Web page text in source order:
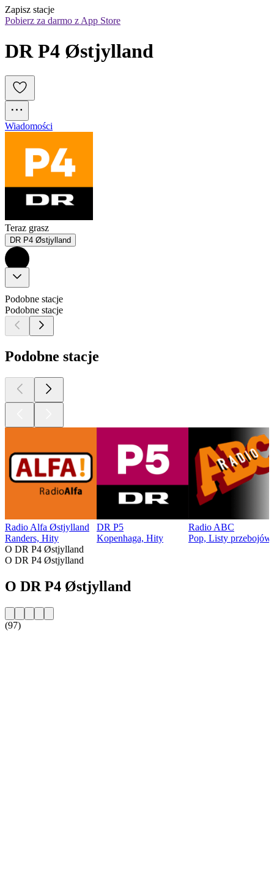
Zapisz stacje
Pobierz za darmo z App Store
DR P4 Østjylland
Wiadomości
Teraz grasz
DR P4 Østjylland
Podobne stacje
Podobne stacje
Podobne stacje
Radio Alfa Østjylland
Randers, Hity
DR P5
Kopenhaga, Hity
Radio ABC
Pop, Listy przebojów
O DR P4 Østjylland
O DR P4 Østjylland
O DR P4 Østjylland
(97)